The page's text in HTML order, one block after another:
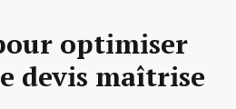
optimiser
devis maîtrise